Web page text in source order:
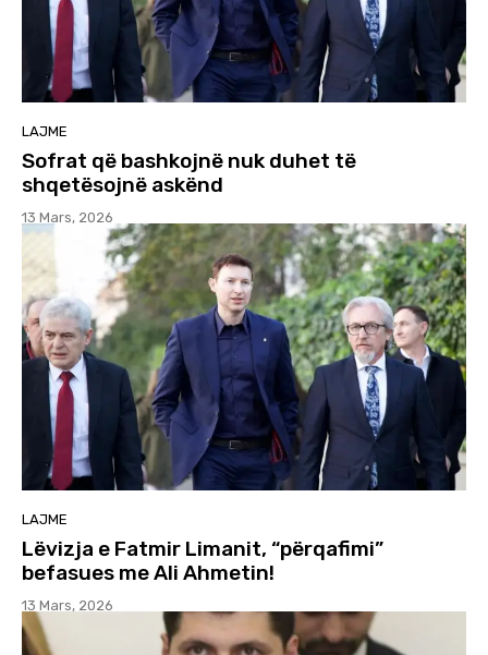
LAJME
Sofrat që bashkojnë nuk duhet të
shqetësojnë askënd
13 Mars, 2026
LAJME
Lëvizja e Fatmir Limanit, “përqafimi”
befasues me Ali Ahmetin!
13 Mars, 2026